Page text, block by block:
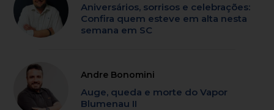
Aniversários, sorrisos e celebrações:
Confira quem esteve em alta nesta
semana em SC
Andre Bonomini
Auge, queda e morte do Vapor
Blumenau II